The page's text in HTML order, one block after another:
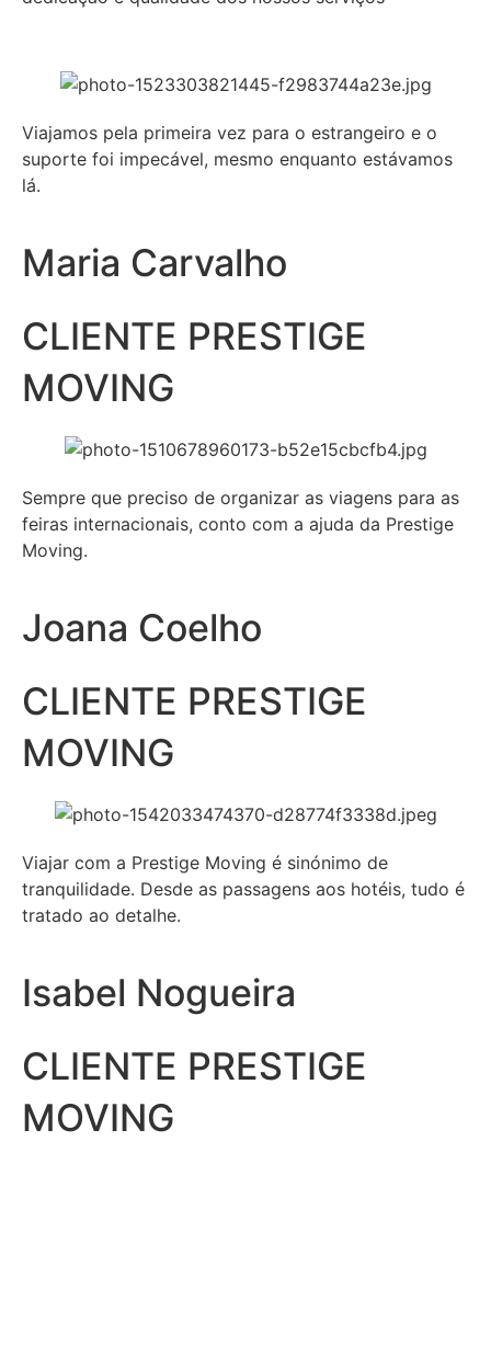
Viajamos pela primeira vez para o estrangeiro e o
suporte foi impecável, mesmo enquanto estávamos
lá.
Maria Carvalho
CLIENTE PRESTIGE
MOVING
Sempre que preciso de organizar as viagens para as
feiras internacionais, conto com a ajuda da Prestige
Moving.
Joana Coelho
CLIENTE PRESTIGE
MOVING
Viajar com a Prestige Moving é sinónimo de
tranquilidade. Desde as passagens aos hotéis, tudo é
tratado ao detalhe.
Isabel Nogueira
CLIENTE PRESTIGE
MOVING